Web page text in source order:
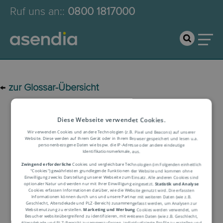
Ruf uns an:: 0800 1817000
← zur Glossar-Übersicht
Logistik-Glossar
Begriffserklärung
Diese Webseite verwendet Cookies.
Wir verwenden Cookies und andere Technologien (z.B. Pixel und Beacons) auf unserer
Website. Diese werden auf Ihrem Gerät oder in Ihrem Browser gespeichert und lesen u.a.
personenbezogene Daten wie bspw. die IP-Adresse oder andere eindeutige
Identifikationsmerkmale, aus.
Zwingend erforderlicheCookies und vergleichbare Technologien (im Folgenden einheitlich
"Cookies") gewährleisten grundlegende Funktionen der Website und kommen ohne
Einwilligung zwecks Darstellung unserer Webseite zum Einsatz. Alle anderen Cookies sind
optionaler Natur und werden nur mit Ihrer Einwilligung eingesetzt.Statistik und Analyse
Cookies erfassen Informationen darüber, wie die Website genutzt wird. Die erfassten
Informationen können durch uns und unsere Partner mit weiteren Daten (wie z.B.
Geschlecht, Altersdekade und PLZ-Bereich) zusammengefasst werden, um Analysen zur
Websitenutzung zu erstellen.Marketing und Werbung Cookies werden verwendet, um
Besucher websiteübergreifend zu identifizieren, mit weiteren Daten (wie z.B. Geschlecht,